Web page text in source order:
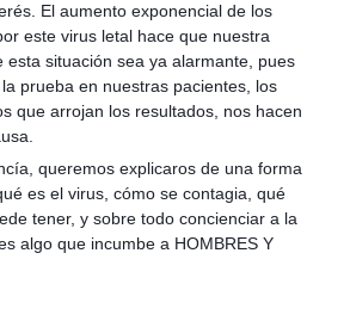
El aumento exponencial de los
este virus letal hace que nuestra
esta situación sea ya alarmante, pues
prueba en nuestras pacientes, los
que arrojan los resultados, nos hacen
queremos explicaros de una forma
es el virus, cómo se contagia, qué
tener, y sobre todo concienciar a la
algo que incumbe a HOMBRES Y